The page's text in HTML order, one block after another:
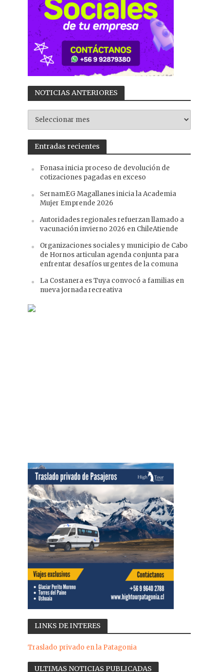
NOTICIAS ANTERIORES
ANTERIORES
Entradas recientes
Fonasa inicia proceso de devolución de
cotizaciones pagadas en exceso
SernamEG Magallanes inicia la Academia
Mujer Emprende 2026
Autoridades regionales refuerzan llamado a
vacunación invierno 2026 en ChileAtiende
Organizaciones sociales y municipio de Cabo
de Hornos articulan agenda conjunta para
enfrentar desafíos urgentes de la comuna
La Costanera es Tuya convocó a familias en
nueva jornada recreativa
LINKS DE INTERES
Traslado privado en la Patagonia
ULTIMAS NOTICIAS PUBLICADAS